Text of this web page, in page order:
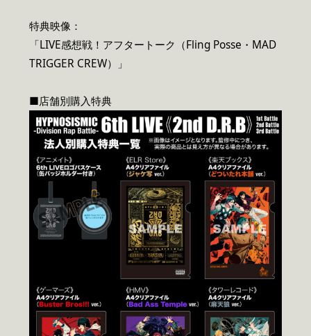
特典映像：
「LIVE感想戦！アフタートーク（Fling Posse・MAD
TRIGGER CREW）」
■店舗別購入特典